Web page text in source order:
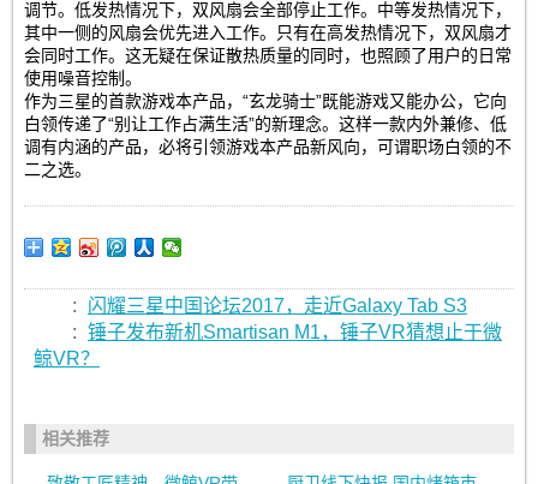
调节。低发热情况下，双风扇会全部停止工作。中等发热情况下，
其中一侧的风扇会优先进入工作。只有在高发热情况下，双风扇才
会同时工作。这无疑在保证散热质量的同时，也照顾了用户的日常
使用噪音控制。
作为三星的首款游戏本产品，“玄龙骑士”既能游戏又能办公，它向
白领传递了“别让工作占满生活”的新理念。这样一款内外兼修、低
调有内涵的产品，必将引领游戏本产品新风向，可谓职场白领的不
二之选。
:
闪耀三星中国论坛2017，走近Galaxy Tab S3
: 锤子发布新机Smartisan M1，锤子VR猜想止于微
鲸VR？
相关推荐